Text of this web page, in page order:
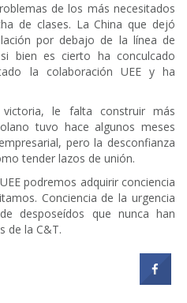
de los más necesitados
de clases. La China que dejó
por debajo de la línea de
bien es cierto ha conculcado
la colaboración UEE y ha
le falta construir más
tuvo hace algunos meses
pero la desconfianza
tender lazos de unión.
podremos adquirir conciencia
Conciencia de la urgencia
desposeídos que nunca han
de la C&T.